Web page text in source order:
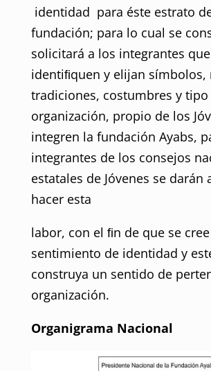
identidad para éste estrato
fundación; para lo cual se
solicitará a los integrantes que
identiﬁquen y elijan símbolos,
tradiciones, costumbres y tipo
organización, propio de los
integren la fundación Ayabs,
integrantes de los consejos
estatales de Jóvenes se darán
hacer esta
labor, con el ﬁn de que se
sentimiento de identidad y
construya un sentido de
organización.
Organigrama Nacional